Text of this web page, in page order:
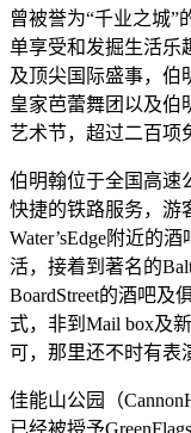
曾被誉为“千业之城”
单享受和发掘生活乐
及顶尖国际盛事，伯
皇家芭蕾舞团以及伯
艺术节，超过二百项
伯明翰位于全国高速
快捷的铁路服务，游
Water’sEdge附近的
活，接着到著名的
BoardStreet的酒吧及
式，非到Mail box及
可，那里还不时有表
佳能山公园（
已经被授予